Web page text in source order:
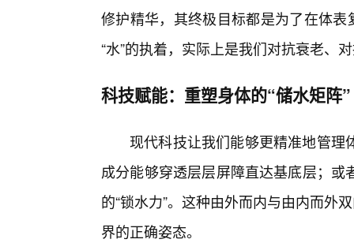
修护精华，其终极目标都是为了在体
“水”的执着，实际上是我们对抗衰老、
科技赋能：重塑身体的“储水矩阵”
现代科技让我们能够更精准地管理
成分能够穿透层层屏障直达基底层；
的“锁水力”。这种由外而内与由内而外
界的正确姿态。